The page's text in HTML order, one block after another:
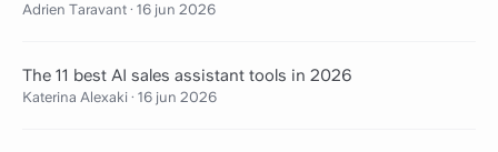
Adrien Taravant · 16 jun 2026
The 11 best AI sales assistant tools in 2026
Katerina Alexaki · 16 jun 2026